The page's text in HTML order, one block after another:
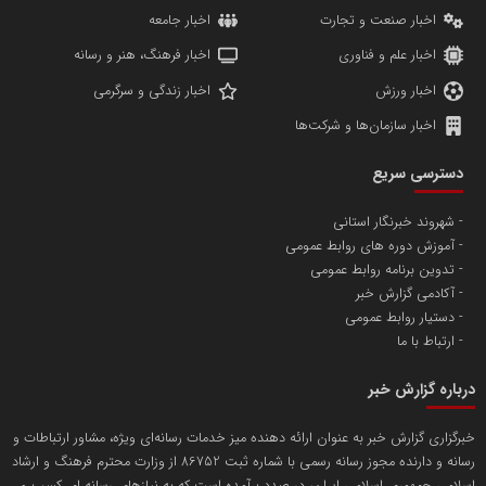
پایگاه اطلاع رسانی اعتلای نهادهای مردمی
تامین آهن اسفنجی تولیدکنندگان فولاد در کشور
تریبون
مسعودصادقی
اخبار صنعت و تجارت
اخبار جامعه
اخبار علم و فناوری
اخبار فرهنگ، هنر و رسانه
اخبار ورزش
اخبار زندگی و سرگرمی
اخبار سازمان‌ها و شرکت‌ها
دسترسی سریع
شهروند خبرنگار استانی
آموزش دوره های روابط عمومی
تدوین برنامه روابط عمومی
آکادمی گزارش خبر
دستیار روابط عمومی
ارتباط با ما
درباره گزارش خبر
خبرگزاری گزارش خبر به عنوان ارائه دهنده میز خدمات رسانه‌ای ویژه، مشاور ارتباطات و
رسانه و دارنده مجوز رسانه رسمی با شماره ثبت 86752 از وزارت محترم فرهنگ و ارشاد